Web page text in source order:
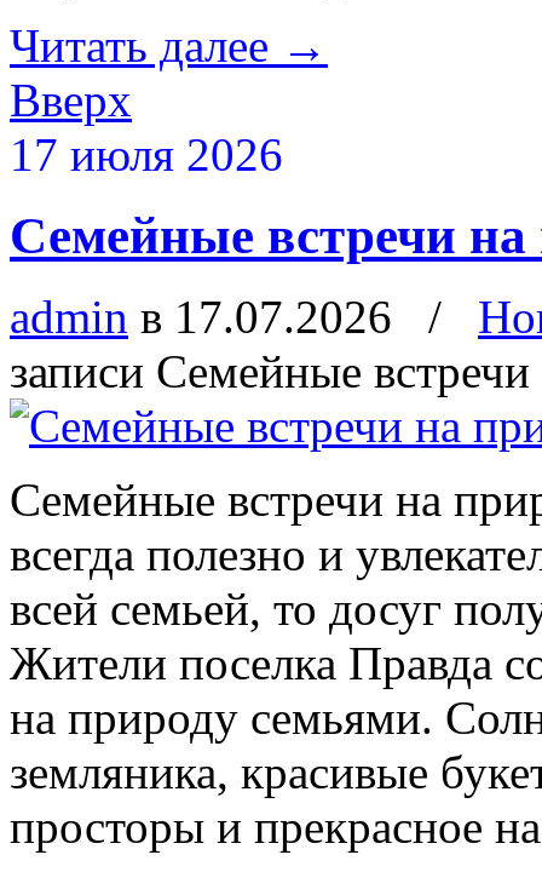
Читать далее →
Вверх
17 июля 2026
Семейные встречи на
admin в 17.07.2026 /
записи Семейные
Семейные встречи на
всегда полезно и
всей семьей, то досуг
Жители поселка Правда
на природу семьями.
земляника, красивые
просторы и прекрасное